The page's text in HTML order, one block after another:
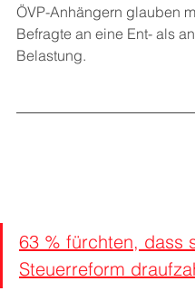
ÖVP-Anhängern glauben
Befragte an eine Ent- als
Belastung.
63 % fürchten, dass
Steuerreform